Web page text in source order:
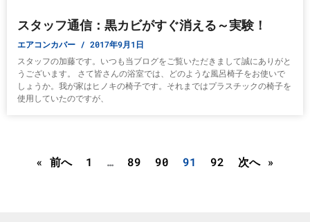
スタッフ通信：黒カビがすぐ消える～実験！
エアコンカバー 2017年9月1日
スタッフの加藤です。いつも当ブログをご覧いただきまして誠にありがと
うございます。 さて皆さんの浴室では、どのような風呂椅子をお使いで
しょうか。我が家はヒノキの椅子です。それまではプラスチックの椅子を
使用していたのですが、
« 前へ 1 … 89 90 91 92 次へ »